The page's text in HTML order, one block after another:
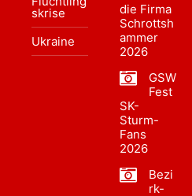
skrise
Ukraine
die Firma
Schrottsh
ammer
2026
GSW
Fest
SK-
Sturm-
Fans
2026
Bezi
rk-